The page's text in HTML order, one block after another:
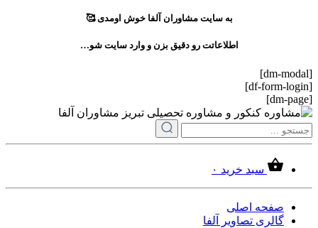
به سایت مشاوران آلفا خوش اومدی 🥰
اطلاعاتت رو دقیق بزن و وارد سایت شو…
[dm-modal]
[df-form-login]
[dm-page]
سبد خرید ۰
صفحه اصلی
گالری تصاویر آلفا